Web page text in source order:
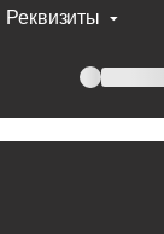
Реквизиты
по счету.